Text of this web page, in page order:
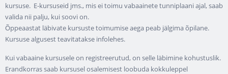
kursuse. E-kursuseid jms., mis ei toimu vabaainete tunniplaani ajal, saab
valida nii palju, kui soovi on.
Õppeaastat läbivate kursuste toimumise aega peab jälgima õpilane.
Kursuse algusest teavitatakse infolehes.
Kui vabaaine kursusele on registreerutud, on selle läbimine kohustuslik.
Erandkorras saab kursusel osalemisest loobuda kokkuleppel